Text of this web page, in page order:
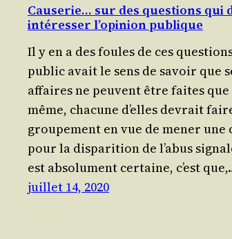
Causerie… sur des questions qui
intéresser l’opinion publique
Il y en a des foules de ces
public avait le sens de savoir que
affaires ne peuvent être faites
même, cha­cune d’elles devrait
grou­pe­ment en vue de mener une
pour la dis­pa­ri­tion de l’abus
est abso­lu­ment cer­taine, c’est
juillet 14, 2020